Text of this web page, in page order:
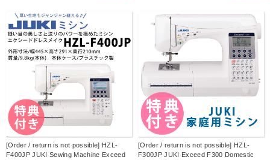
[Order / return is not possible] HZL-
F400JP JUKI Sewing Machine Exceed
[Order / return is not possible] HZL-
F300JP JUKI Exceed F300 Domestic